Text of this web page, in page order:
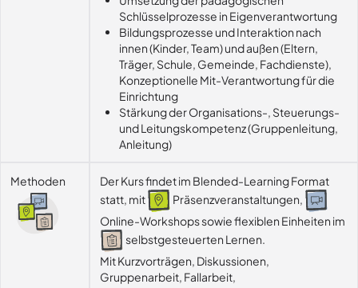
Schlüsselprozesse in Eigenverantwortung
Bildungsprozesse und Interaktion nach
innen (Kinder, Team) und außen (Eltern,
Träger, Schule, Gemeinde, Fachdienste),
Konzeptionelle Mit-Verantwortung für die
Einrichtung
Stärkung der Organisations-, Steuerungs-
und Leitungskompetenz (Gruppenleitung,
Anleitung)
Methoden
Der Kurs findet im Blended-Learning Format
statt, mit
Präsenzveranstaltungen,
Online-Workshops sowie flexiblen Einheiten im
selbstgesteuerten Lernen.
Mit Kurzvorträgen, Diskussionen,
Gruppenarbeit, Fallarbeit,